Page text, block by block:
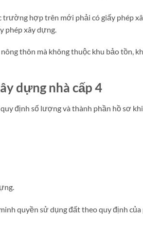
trường hợp trên mới phải có giấy phép
phép xây dựng.
thôn mà không thuộc khu bảo tồn,
dựng nhà cấp 4
định số lượng và thành phần hồ sơ
quyền sử dụng đất theo quy định của